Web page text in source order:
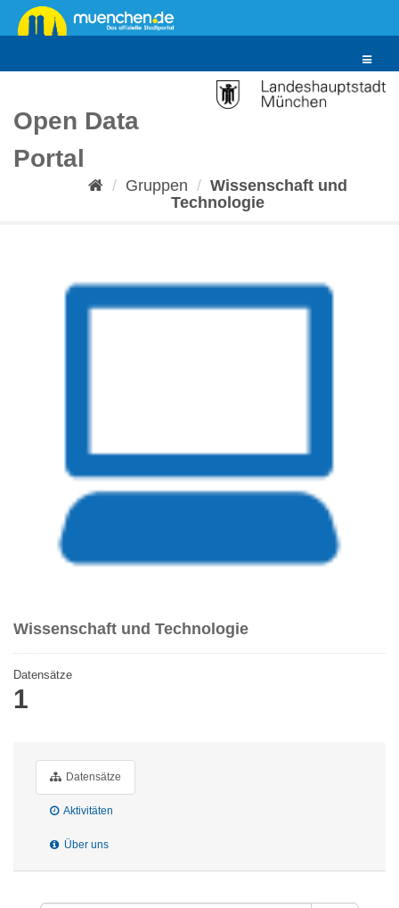
Überspringen
zum
Toggle
Open Data
Portal
Gruppen
Wissenschaft und
Technologie
Wissenschaft und Technologie
Datensätze
1
Datensätze
Aktivitäten
Über uns